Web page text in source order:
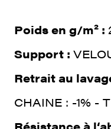
Poids en g/m² :
Support :
Retrait au
CHAINE : -1% -